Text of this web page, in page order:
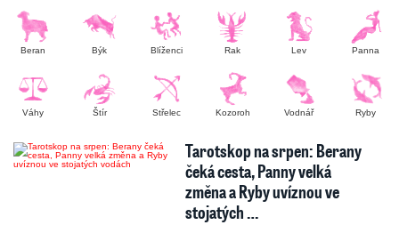
Beran Býk Blíženci Rak Lev Panna
Váhy Štír Střelec Kozoroh Vodnář Ryby
Tarotskop na srpen: Berany
čeká cesta, Panny velká
změna a Ryby uvíznou ve
stojatých …